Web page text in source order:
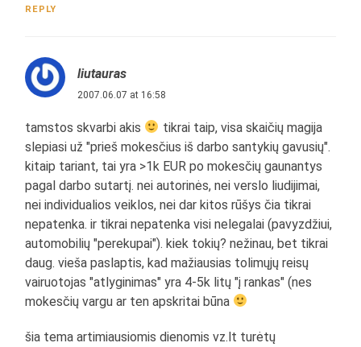
REPLY
liutauras
2007.06.07 at 16:58
tamstos skvarbi akis
tikrai taip, visa skaičių magija
slepiasi už "prieš mokesčius iš darbo santykių gavusių".
kitaip tariant, tai yra >1k EUR po mokesčių gaunantys
pagal darbo sutartį. nei autorinės, nei verslo liudijimai,
nei individualios veiklos, nei dar kitos rūšys čia tikrai
nepatenka. ir tikrai nepatenka visi nelegalai (pavyzdžiui,
automobilių "perekupai"). kiek tokių? nežinau, bet tikrai
daug. vieša paslaptis, kad mažiausias tolimųjų reisų
vairuotojas "atlyginimas" yra 4-5k litų "į rankas" (nes
mokesčių vargu ar ten apskritai būna
šia tema artimiausiomis dienomis vz.lt turėtų